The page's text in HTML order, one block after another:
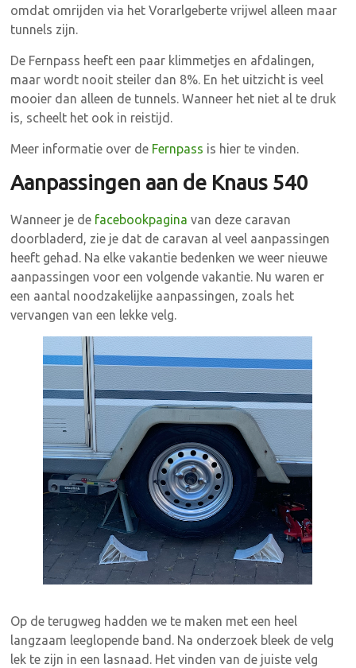
omdat omrijden via het Vorarlgeberte vrijwel alleen maar
tunnels zijn.
De Fernpass heeft een paar klimmetjes en afdalingen,
maar wordt nooit steiler dan 8%. En het uitzicht is veel
mooier dan alleen de tunnels. Wanneer het niet al te druk
is, scheelt het ook in reistijd.
Meer informatie over de Fernpass is hier te vinden.
Aanpassingen aan de Knaus 540
Wanneer je de facebookpagina van deze caravan
doorbladerd, zie je dat de caravan al veel aanpassingen
heeft gehad. Na elke vakantie bedenken we weer nieuwe
aanpassingen voor een volgende vakantie. Nu waren er
een aantal noodzakelijke aanpassingen, zoals het
vervangen van een lekke velg.
Op de terugweg hadden we te maken met een heel
langzaam leeglopende band. Na onderzoek bleek de velg
lek te zijn in een lasnaad. Het vinden van de juiste velg